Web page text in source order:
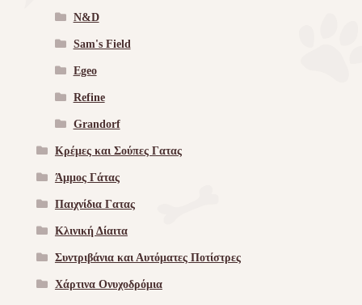
N&D
Sam's Field
Egeo
Refine
Grandorf
Κρέμες και Σούπες Γατας
Άμμος Γάτας
Παιχνίδια Γατας
Κλινική Δίαιτα
Συντριβάνια και Αυτόματες Ποτίστρες
Χάρτινα Ονυχοδρόμια